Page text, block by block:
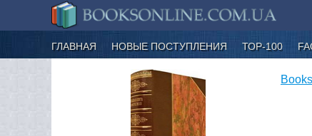
ГЛАВНАЯ НОВЫЕ ПОСТУПЛЕНИЯ ТОР-100